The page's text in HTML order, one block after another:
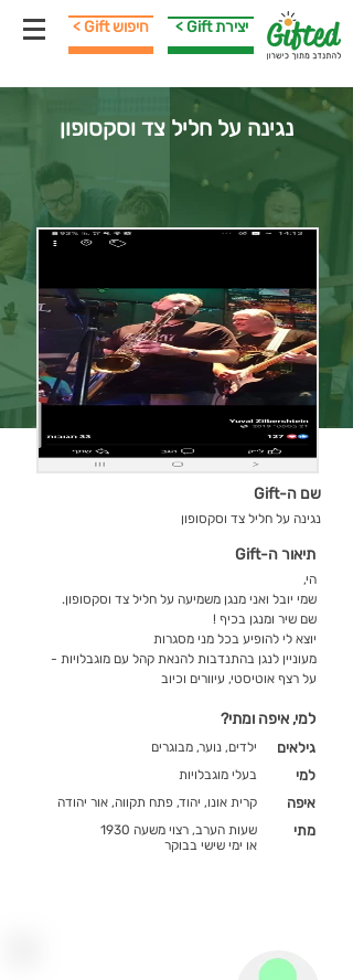
< Gift חיפוש < Gift יצירת
נגינה על חליל צד וסקסופון
שם ה-Gift
נגינה על חליל צד וסקסופון
תיאור ה-Gift
הי,
שמי יובל ואני מנגן משמיעה על חליל צד וסקסופון.
שם שיר ומנגן בכיף !
יוצא לי להופיע בכל מני מסגרות
מעוניין לנגן בהתנדבות להנאת קהל עם מוגבלויות -
על רצף אוטיסטי, עיוורים וכיוב
למי, איפה ומתי?
ילדים, נוער, מבוגרים גילאים
בעלי מוגבלויות למי
קרית אונו, יהוד, פתח תקווה, אור יהודה איפה
שעות הערב, רצוי משעה 1930
או ימי שישי בבוקר
מתי